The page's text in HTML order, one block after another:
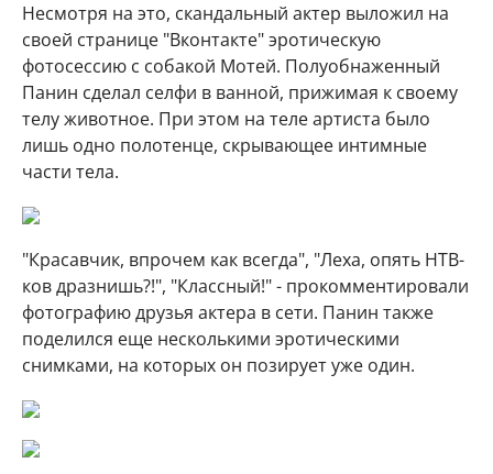
Несмотря на это, скандальный актер выложил на
своей странице "Вконтакте" эротическую
фотосессию с собакой Мотей. Полуобнаженный
Панин сделал селфи в ванной, прижимая к своему
телу животное. При этом на теле артиста было
лишь одно полотенце, скрывающее интимные
части тела.
"Красавчик, впрочем как всегда", "Леха, опять НТВ-
ков дразнишь?!", "Классный!" - прокомментировали
фотографию друзья актера в сети. Панин также
поделился еще несколькими эротическими
снимками, на которых он позирует уже один.